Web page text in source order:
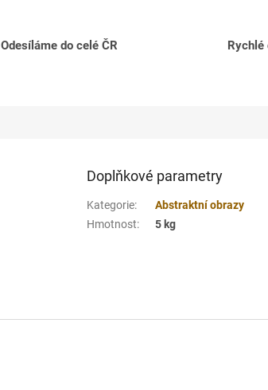
Odesíláme do celé ČR
Doplňkové parametry
Kategorie:
Abstraktní obrazy
Hmotnost: 5 kg